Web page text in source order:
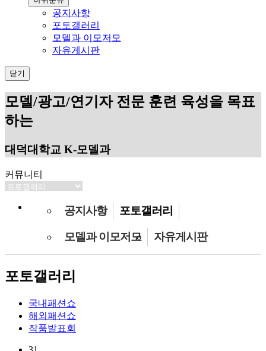
공지사항
포토갤러리
모델과 이모저모
자유게시판
닫기
모델/광고/연기자 전문 훈련 육성을 목표
하는
대덕대학교 K-모델과
커뮤니티
공지사항 포토갤러리
모델과 이모저모 자유게시판
포토갤러리
국내패션쇼
해외패션쇼
작품발표회